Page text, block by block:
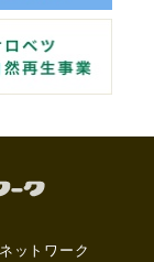
ットワーク